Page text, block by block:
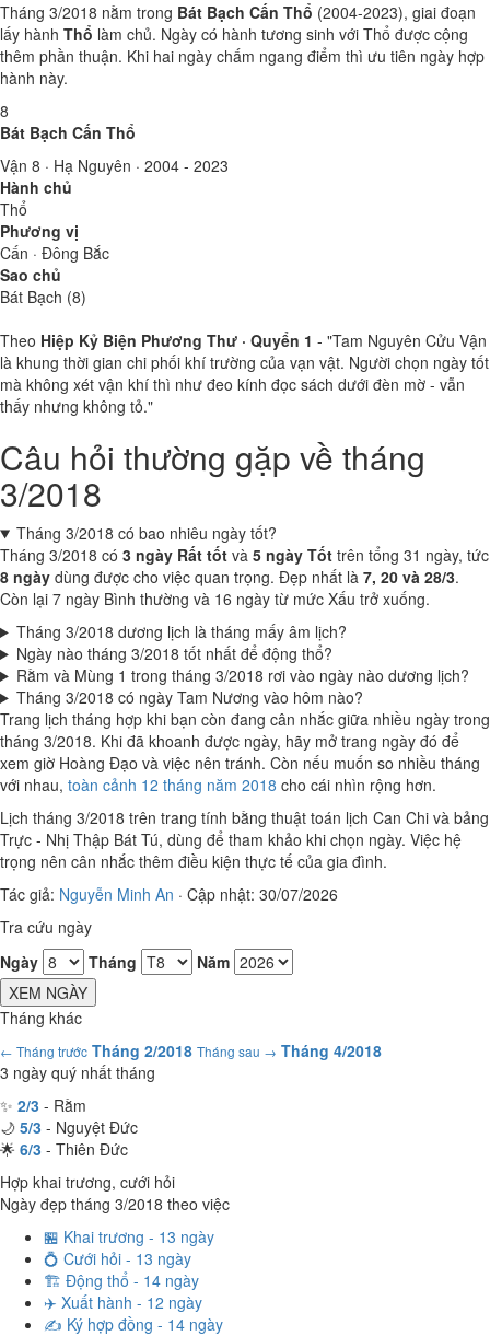
Tháng 3/2018 nằm trong Bát Bạch Cấn Thổ (2004-2023), giai đoạn
lấy hành Thổ làm chủ. Ngày có hành tương sinh với Thổ được cộng
thêm phần thuận. Khi hai ngày chấm ngang điểm thì ưu tiên ngày hợp
hành này.
8
Bát Bạch Cấn Thổ
Vận 8 · Hạ Nguyên · 2004 - 2023
Hành chủ
Thổ
Phương vị
Cấn · Đông Bắc
Sao chủ
Bát Bạch (8)
Theo Hiệp Kỷ Biện Phương Thư · Quyển 1 - "Tam Nguyên Cửu Vận
là khung thời gian chi phối khí trường của vạn vật. Người chọn ngày tốt
mà không xét vận khí thì như đeo kính đọc sách dưới đèn mờ - vẫn
thấy nhưng không tỏ."
Câu hỏi thường gặp về tháng
3/2018
Tháng 3/2018 có bao nhiêu ngày tốt?
Tháng 3/2018 có 3 ngày Rất tốt và 5 ngày Tốt trên tổng 31 ngày, tức
8 ngày dùng được cho việc quan trọng. Đẹp nhất là 7, 20 và 28/3.
Còn lại 7 ngày Bình thường và 16 ngày từ mức Xấu trở xuống.
Tháng 3/2018 dương lịch là tháng mấy âm lịch?
Ngày nào tháng 3/2018 tốt nhất để động thổ?
Rằm và Mùng 1 trong tháng 3/2018 rơi vào ngày nào dương lịch?
Tháng 3/2018 có ngày Tam Nương vào hôm nào?
Trang lịch tháng hợp khi bạn còn đang cân nhắc giữa nhiều ngày trong
tháng 3/2018. Khi đã khoanh được ngày, hãy mở trang ngày đó để
xem giờ Hoàng Đạo và việc nên tránh. Còn nếu muốn so nhiều tháng
với nhau, toàn cảnh 12 tháng năm 2018 cho cái nhìn rộng hơn.
Lịch tháng 3/2018 trên trang tính bằng thuật toán lịch Can Chi và bảng
Trực - Nhị Thập Bát Tú, dùng để tham khảo khi chọn ngày. Việc hệ
trọng nên cân nhắc thêm điều kiện thực tế của gia đình.
Tác giả: Nguyễn Minh An · Cập nhật: 30/07/2026
Tra cứu ngày
Ngày
Tháng
Năm
XEM NGÀY
Tháng khác
← Tháng trước Tháng 2/2018 Tháng sau → Tháng 4/2018
3 ngày quý nhất tháng
✨ 2/3 - Rằm
🌙 5/3 - Nguyệt Đức
🌟 6/3 - Thiên Đức
Hợp khai trương, cưới hỏi
Ngày đẹp tháng 3/2018 theo việc
🏪 Khai trương - 13 ngày
💍 Cưới hỏi - 13 ngày
🏗️ Động thổ - 14 ngày
✈️ Xuất hành - 12 ngày
✍️ Ký hợp đồng - 14 ngày